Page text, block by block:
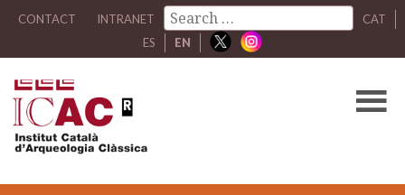
CONTACT INTRANET
CAT
ES
EN